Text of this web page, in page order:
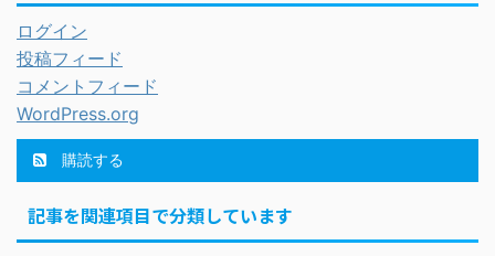
ログイン
投稿フィード
コメントフィード
WordPress.org
購読する
記事を関連項目で分類しています